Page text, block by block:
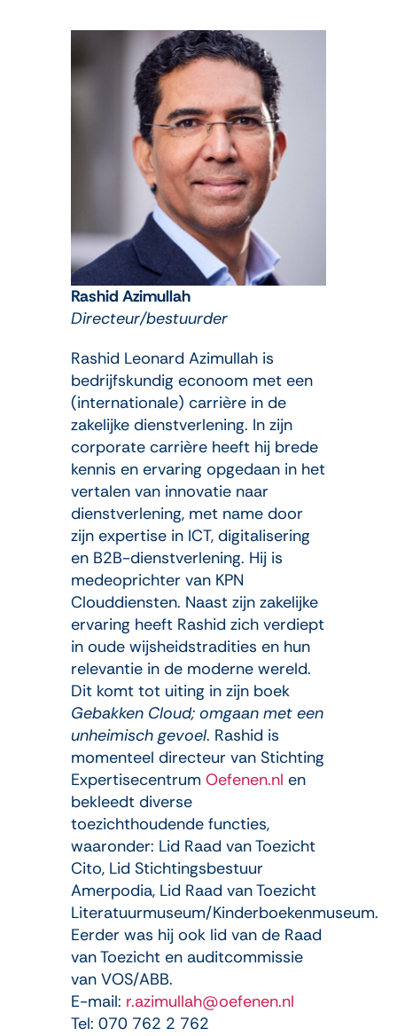
Rashid Azimullah
Directeur/bestuurder
Rashid Leonard Azimullah is
bedrijfskundig econoom met een
(internationale) carrière in de
zakelijke dienstverlening. In zijn
corporate carrière heeft hij brede
kennis en ervaring opgedaan in het
vertalen van innovatie naar
dienstverlening, met name door
zijn expertise in ICT, digitalisering
en B2B-dienstverlening. Hij is
medeoprichter van KPN
Clouddiensten. Naast zijn zakelijke
ervaring heeft Rashid zich verdiept
in oude wijsheidstradities en hun
relevantie in de moderne wereld.
Dit komt tot uiting in zijn boek
Gebakken Cloud; omgaan met een
unheimisch gevoel. Rashid is
momenteel directeur van Stichting
Expertisecentrum Oefenen.nl en
bekleedt diverse
toezichthoudende functies,
waaronder: Lid Raad van Toezicht
Cito, Lid Stichtingsbestuur
Amerpodia, Lid Raad van Toezicht
Literatuurmuseum/Kinderboekenmuseum.
Eerder was hij ook lid van de Raad
van Toezicht en auditcommissie
van VOS/ABB.
E-mail: r.azimullah@oefenen.nl
Tel: 070 762 2 762